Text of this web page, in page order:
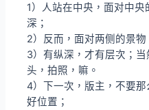
1）人站在中央，面对中
深；
2）反而，面对两侧的景物
3）有纵深，才有层次；
头，拍照，嘛。
4）下一次，版主，不要
好位置；